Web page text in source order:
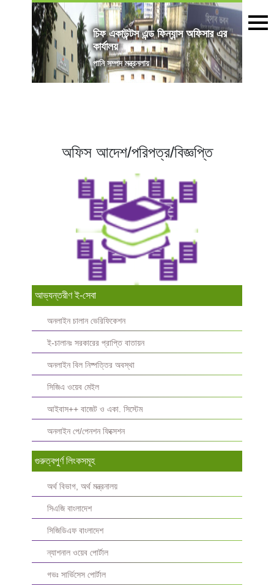
চিফ একাউন্টস এন্ড ফিন্যান্স অফিসার এর
কার্যালয়
পানি সম্পদ মন্ত্রনলায়
অফিস আদেশ/পরিপত্র/বিজ্ঞপ্তি
আভ্যন্তরীণ ই-সেবা
অনলাইন চালান ভেরিফিকেশন
ই-চালানঃ সরকারের প্রাপ্তি বাতায়ন
অনলাইন বিল নিষ্পত্তির অবস্থা
সিজিএ ওয়েব মেইল
আইবাস++ বাজেট ও একা. সিস্টেম
অনলাইন পে/পেনশন ফিক্সেশন
গুরুত্বপুর্ণ লিংকসমূহ
অর্থ বিভাগ, অর্থ মন্ত্রনালয়
সিএজি বাংলাদেশ
সিজিডিএফ বাংলাদেশ
ন্যাশনাল ওয়েব পোর্টাল
গভঃ সার্ভিসেস পোর্টাল